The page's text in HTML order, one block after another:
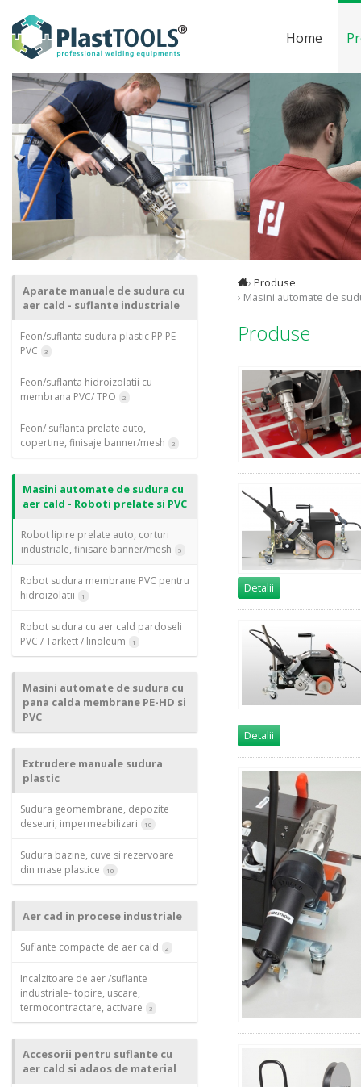
Home
Aparate manuale de sudura cu
aer cald - suflante industriale
Feon/suflanta sudura plastic PP PE
PVC
3
Feon/suflanta hidroizolatii cu
membrana PVC/ TPO
2
Feon/ suflanta prelate auto,
copertine, finisaje banner/mesh
2
Masini automate de sudura cu
aer cald - Roboti prelate si PVC
Robot lipire prelate auto, corturi
industriale, finisare banner/mesh
5
Robot sudura membrane PVC pentru
hidroizolatii
1
Robot sudura cu aer cald pardoseli
PVC / Tarkett / linoleum
1
Masini automate de sudura cu
pana calda membrane PE-HD si
PVC
Extrudere manuale sudura
plastic
Sudura geomembrane, depozite
deseuri, impermeabilizari
10
Sudura bazine, cuve si rezervoare
din mase plastice
10
Aer cad in procese industriale
Suflante compacte de aer cald 2
Incalzitoare de aer /suflante
industriale- topire, uscare,
termocontractare, activare
3
Accesorii pentru suflante cu
aer cald si adaos de material
› Produse
› Masini automate de
Produse
Detalii
Detalii